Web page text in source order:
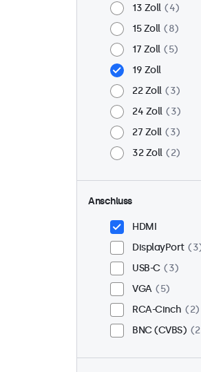
13 Zoll
4
15 Zoll
8
17 Zoll
5
19 Zoll
22 Zoll
3
24 Zoll
3
27 Zoll
3
32 Zoll
2
Anschluss
HDMI
DisplayPort
3
USB-C
3
VGA
5
RCA-Cinch
2
BNC (CVBS)
2